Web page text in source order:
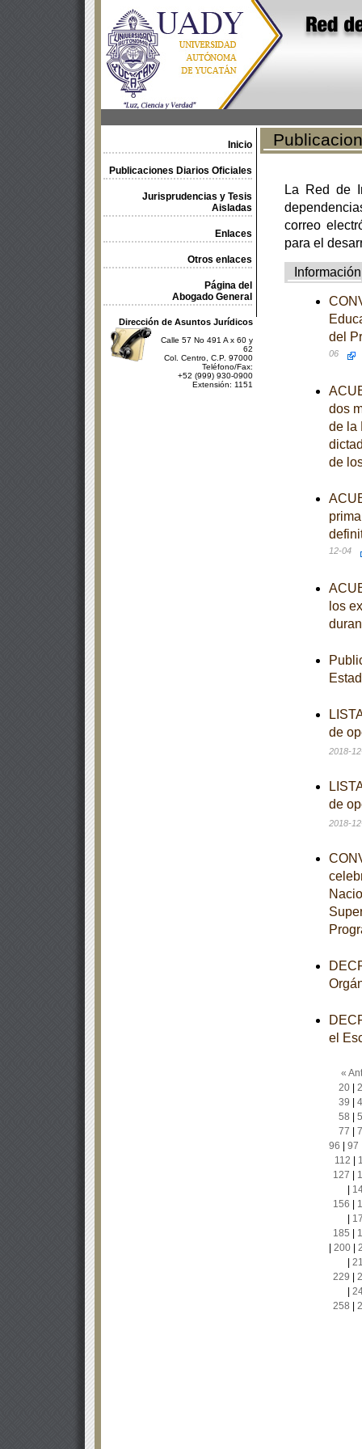
Inicio
Publicaciones Diarios Oficiales
Jurisprudencias y Tesis
Aisladas
Enlaces
Otros enlaces
Página del
Abogado General
Dirección de Asuntos Jurídicos
Calle 57 No 491 A x 60 y
62
Col. Centro, C.P. 97000
Teléfono/Fax:
+52 (999) 930-0900
Extensión: 1151
La Red de
correo
para el
Información
del
06
dos
de la
de
12-04
los
de
2018-
de
2018-
el
«
20|
39
58
77
96
97
112
127
156
185
200|
229
258